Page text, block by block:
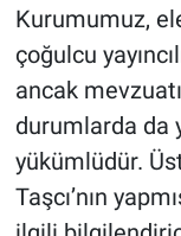
Kurumumuz,
çoğulcu
ancak
durumlarda da
yükümlüdür.
Taşcı’nın